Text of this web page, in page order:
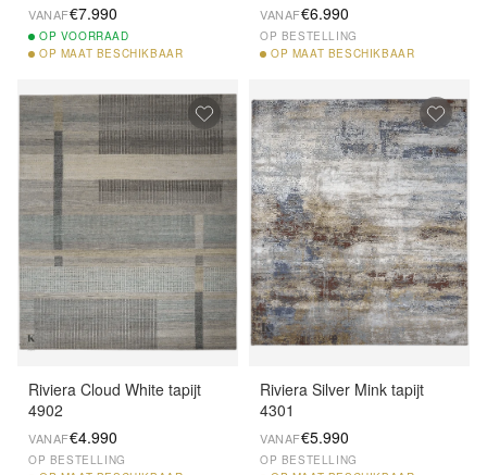
VANAF€7.990
OP VOORRAAD
OP MAAT BESCHIKBAAR
VANAF€6.990
OP BESTELLING
OP MAAT BESCHIKBAAR
Riviera Cloud White tapijt
4902
VANAF€4.990
OP BESTELLING
Riviera Silver Mink tapijt
4301
VANAF€5.990
OP BESTELLING